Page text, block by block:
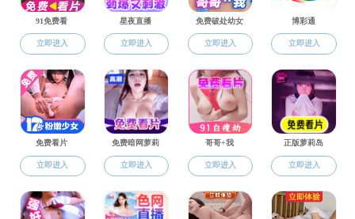
学院吃瓜网
通知公告
招生就业
吃瓜网动态
学工快讯
教学
各位老
评审，现